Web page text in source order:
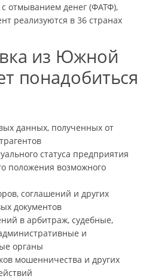
отмыванием денег (ФАТФ),
реализуются в 36 странах
из Южной
понадобиться
данных, полученных от
статуса предприятия
положения возможного
соглашений и других
документов
в арбитраж, судебные,
и
органы
мошенничества и других